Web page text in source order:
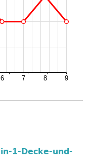
1-Decke-und-